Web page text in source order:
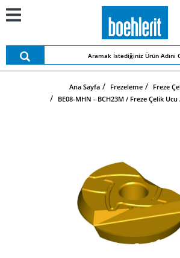
Ana Sayfa Frezeleme
Freze
BE08-MHN - BCH23M / Freze Çelik